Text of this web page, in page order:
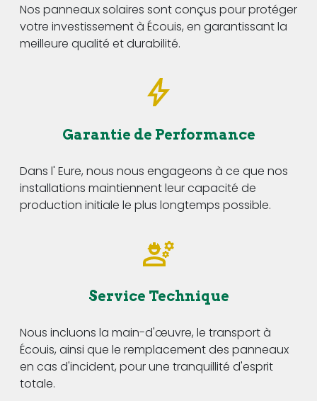
Nos panneaux solaires sont conçus pour protéger
votre investissement à Écouis, en garantissant la
meilleure qualité et durabilité.
Garantie de Performance
Dans l' Eure, nous nous engageons à ce que nos
installations maintiennent leur capacité de
production initiale le plus longtemps possible.
Service Technique
Nous incluons la main-d'œuvre, le transport à
Écouis, ainsi que le remplacement des panneaux
en cas d'incident, pour une tranquillité d'esprit
totale.